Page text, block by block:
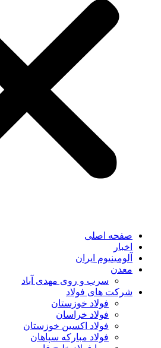
صفحه اصلی
اخبار
آلومینیوم ایران
معدن
سرب و روی مهدی آباد
شرکت های فولاد
فولاد خوزستان
فولاد خراسان
فولاد اکسین خوزستان
فولاد مبارکه سپاهان